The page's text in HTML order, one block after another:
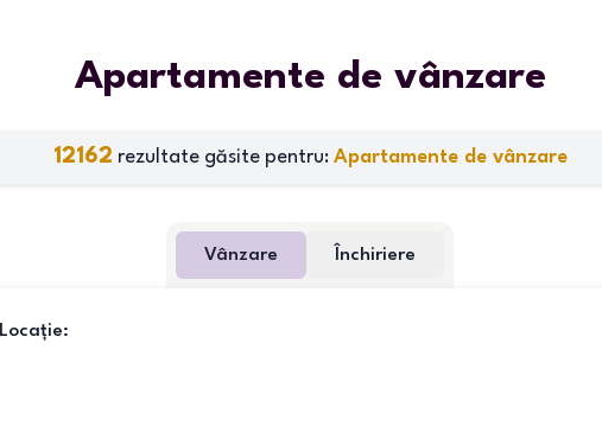
Apartamente de vânzare
12162 rezultate găsite pentru: Apartamente de vânzare
Vânzare Închiriere
Locație: